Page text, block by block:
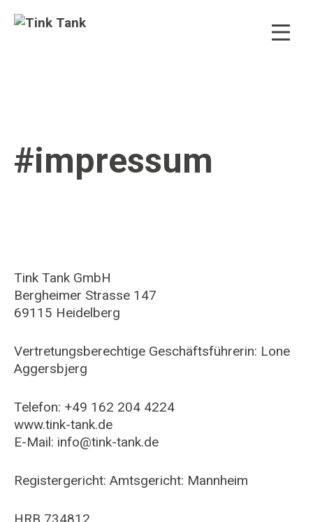
#impressum
Tink Tank GmbH
Bergheimer Strasse 147
69115 Heidelberg
Vertretungsberechtige Geschäftsführerin: Lone
Aggersbjerg
​Telefon: +49 162 204 4224
www.tink-tank.de
E-Mail: info@tink-tank.de
​​Registergericht: Amtsgericht: Mannheim